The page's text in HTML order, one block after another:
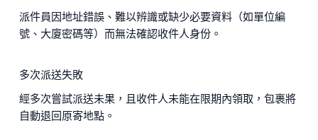
派件員因地址錯誤、難以辨識或缺少必要資料（如單位編
號、大廈密碼等）而無法確認收件人身份。
多次派送失敗
經多次嘗試派送未果，且收件人未能在限期內領取，包裹將
自動退回原寄地點。